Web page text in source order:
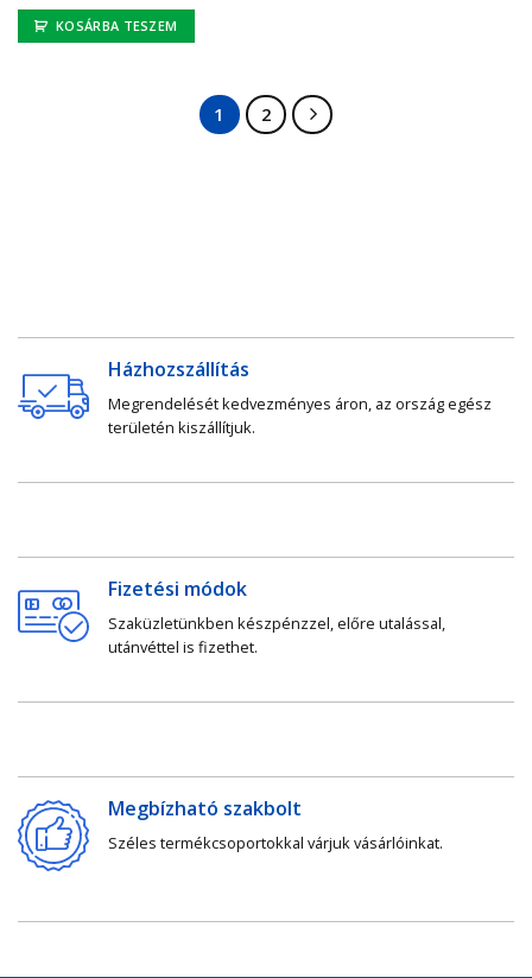
KOSÁRBA TESZEM
1 2
Házhozszállítás
Megrendelését kedvezményes áron, az ország egész
területén kiszállítjuk.
Fizetési módok
Szaküzletünkben készpénzzel, előre utalással,
utánvéttel is fizethet.
Megbízható szakbolt
Széles termékcsoportokkal várjuk vásárlóinkat.